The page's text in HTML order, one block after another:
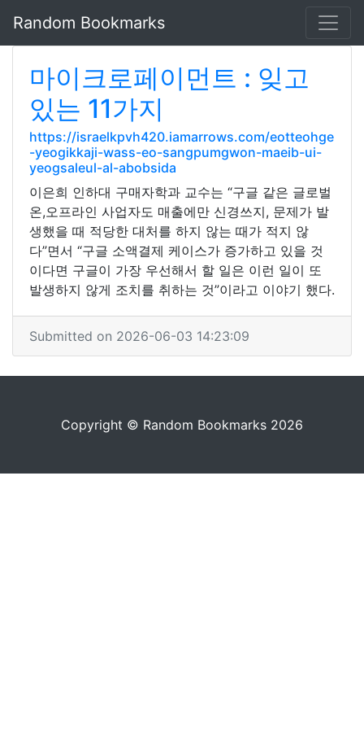
Random Bookmarks
마이크로페이먼트 : 잊고
있는 11가지
https://israelkpvh420.iamarrows.com/eotteohge
-yeogikkaji-wass-eo-sangpumgwon-maeib-ui-
yeogsaleul-al-abobsida
이은희 인하대 구매자학과 교수는 “구글 같은 글로벌
온,오프라인 사업자도 매출에만 신경쓰지, 문제가 발
생했을 때 적당한 대처를 하지 않는 때가 적지 않
다”면서 “구글 소액결제 케이스가 증가하고 있을 것
이다면 구글이 가장 우선해서 할 일은 이런 일이 또
발생하지 않게 조치를 취하는 것”이라고 이야기 했다.
Submitted on 2026-06-03 14:23:09
Copyright © Random Bookmarks 2026